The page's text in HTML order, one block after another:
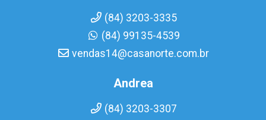
(84) 3203-3335
(84) 99135-4539
vendas14@casanorte.com.br
Andrea
(84) 3203-3307